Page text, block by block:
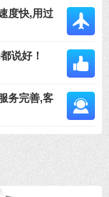
度快,用过
说好！
务完善,客